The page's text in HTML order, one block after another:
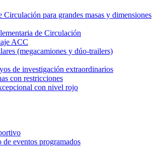
para grandes masas y dimensiones
de Circulación
ACC
(megacamiones y dúo-trailers)
de investigación extraordinarios
con restricciones
con nivel rojo
eventos programados